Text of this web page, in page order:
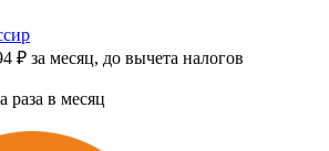
₽ за месяц, до вычета налогов
в месяц